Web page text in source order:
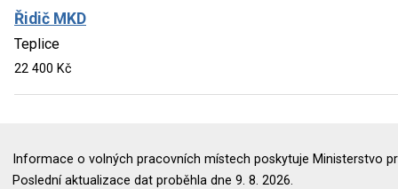
Řidič MKD
Teplice
22 400 Kč
Informace o volných pracovních místech poskytuje Ministerstvo
Poslední aktualizace dat proběhla dne 9. 8. 2026.